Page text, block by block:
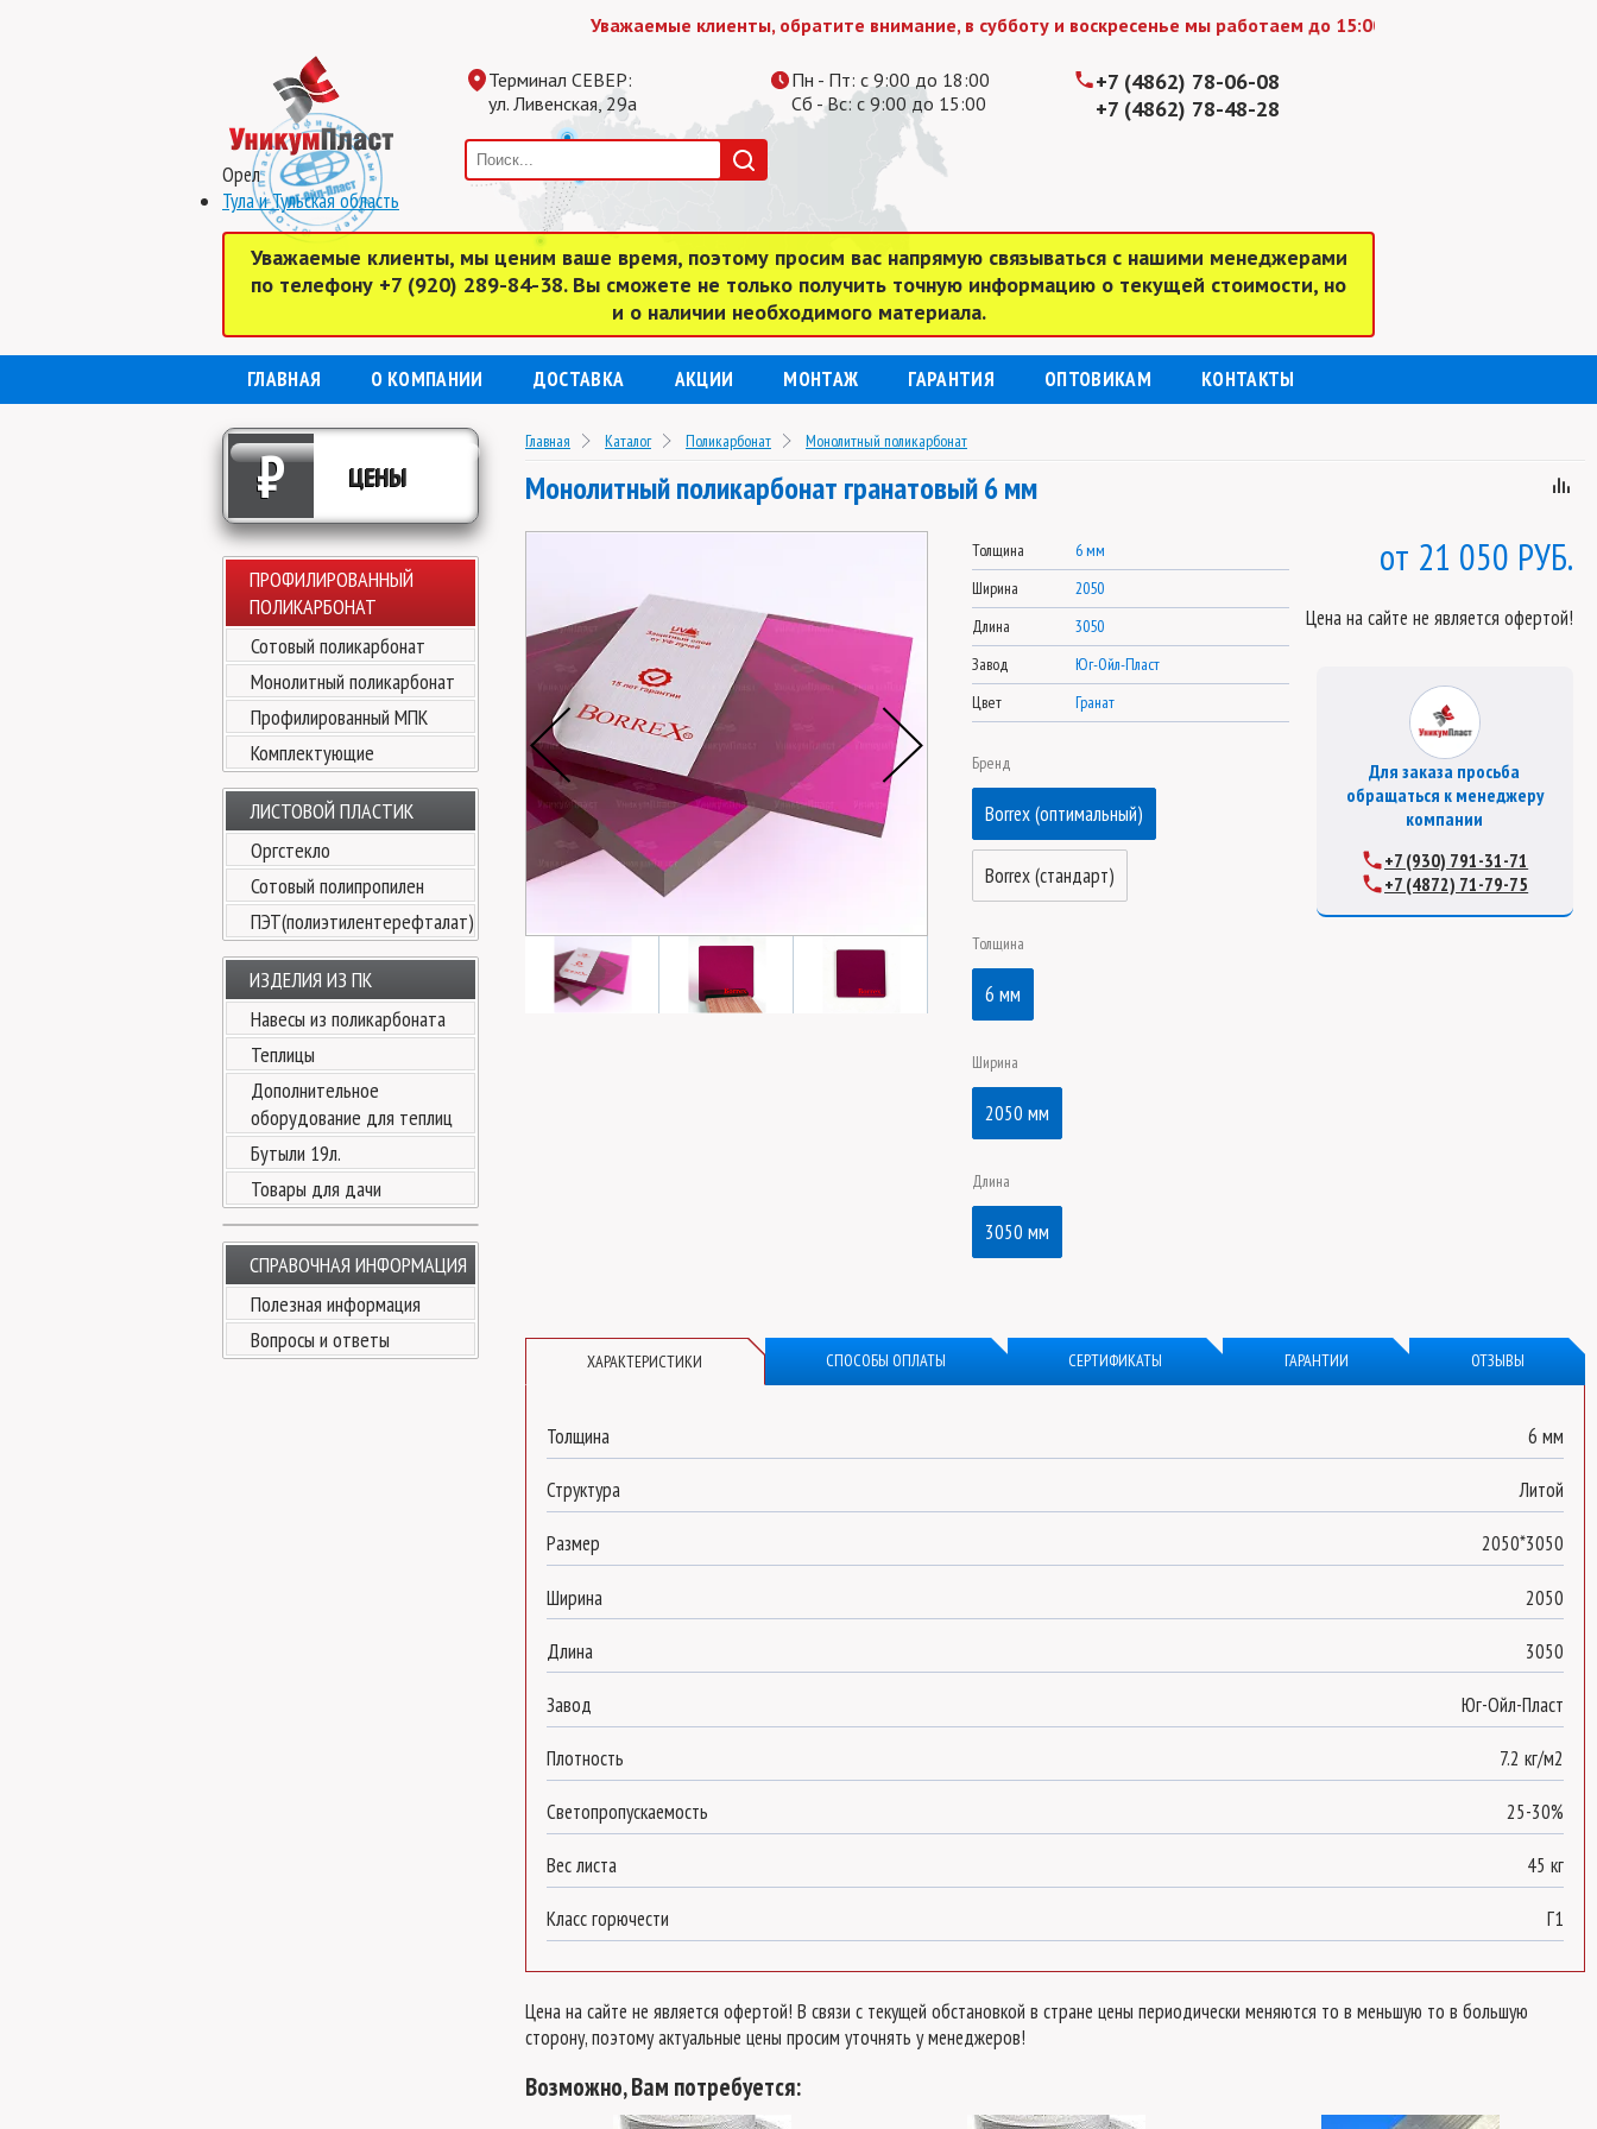
Уважаемые клиенты, обратите внимание, в субботу и воскресенье мы работаем до 15:00
Орел
Тула и Тульская область
Терминал СЕВЕР:
ул. Ливенская, 29а
Пн - Пт: с 9:00 до 18:00
Сб - Вс: с 9:00 до 15:00
+7 (4862) 78-06-08
+7 (4862) 78-48-28
Уважаемые клиенты, мы ценим ваше время, поэтому просим вас напрямую связываться с нашими менеджерами
по телефону +7 (920) 289-84-38. Вы сможете не только получить точную информацию о текущей стоимости, но
и о наличии необходимого материала.
ГЛАВНАЯ О КОМПАНИИ ДОСТАВКА АКЦИИ МОНТАЖ ГАРАНТИЯ ОПТОВИКАМ КОНТАКТЫ
₽ ЦЕНЫ
ПРОФИЛИРОВАННЫЙ
ПОЛИКАРБОНАТ
Сотовый поликарбонат
Монолитный поликарбонат
Профилированный МПК
Комплектующие
ЛИСТОВОЙ ПЛАСТИК
Оргстекло
Сотовый полипропилен
ПЭТ(полиэтилентерефталат)
ИЗДЕЛИЯ ИЗ ПК
Навесы из поликарбоната
Теплицы
Дополнительное
оборудование для теплиц
Бутыли 19л.
Товары для дачи
СПРАВОЧНАЯ ИНФОРМАЦИЯ
Полезная информация
Вопросы и ответы
Главная Каталог Поликарбонат Монолитный поликарбонат
Монолитный поликарбонат гранатовый 6 мм
Толщина
6 мм
Ширина
2050
Длина
3050
Завод
Юг-Ойл-Пласт
Цвет
Гранат
Бренд
Borrex (оптимальный)
Borrex (стандарт)
Толщина
6 мм
Ширина
2050 мм
Длина
3050 мм
21 050 РУБ.
Цена на сайте не является офертой!
Для заказа просьба
обращаться к менеджеру
компании
+7 (930) 791-31-71
+7 (4872) 71-79-75
ХАРАКТЕРИСТИКИ СПОСОБЫ ОПЛАТЫ СЕРТИФИКАТЫ ГАРАНТИИ ОТЗЫВЫ
Толщина 6 мм
Структура Литой
Размер 2050*3050
Ширина 2050
Длина 3050
Завод Юг-Ойл-Пласт
Плотность 7.2 кг/м2
Светопропускаемость 25-30%
Вес листа 45 кг
Класс горючести Г1
Цена на сайте не является офертой! В связи с текущей обстановкой в стране цены периодически меняются то в меньшую то в большую
сторону, поэтому актуальные цены просим уточнять у менеджеров!
Возможно, Вам потребуется: